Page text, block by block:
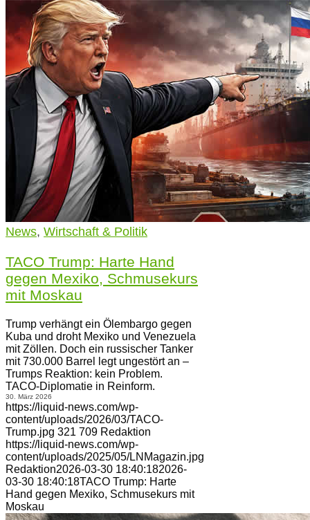
News, Wirtschaft & Politik
TACO Trump: Harte Hand
gegen Mexiko, Schmusekurs
mit Moskau
Trump verhängt ein Ölembargo gegen
Kuba und droht Mexiko und Venezuela
mit Zöllen. Doch ein russischer Tanker
mit 730.000 Barrel legt ungestört an –
Trumps Reaktion: kein Problem.
TACO-Diplomatie in Reinform.
30. März 2026
https://liquid-news.com/wp-
content/uploads/2026/03/TACO-
Trump.jpg 321 709 Redaktion
https://liquid-news.com/wp-
content/uploads/2025/05/LNMagazin.jpg
Redaktion2026-03-30 18:40:182026-
03-30 18:40:18TACO Trump: Harte
Hand gegen Mexiko, Schmusekurs mit
Moskau